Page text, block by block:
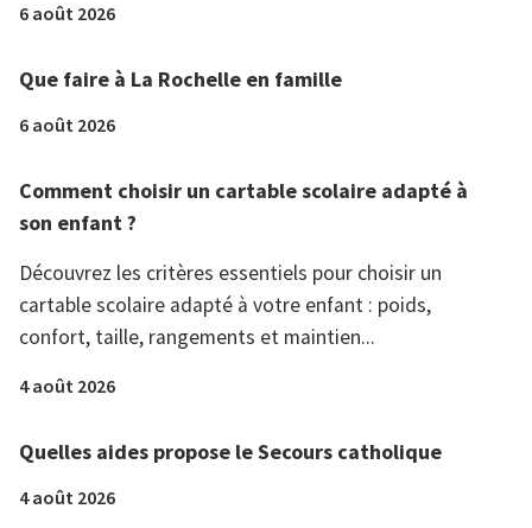
6 août 2026
Que faire à La Rochelle en famille
6 août 2026
Comment choisir un cartable scolaire adapté à
son enfant ?
Découvrez les critères essentiels pour choisir un
cartable scolaire adapté à votre enfant : poids,
confort, taille, rangements et maintien...
4 août 2026
Quelles aides propose le Secours catholique
4 août 2026